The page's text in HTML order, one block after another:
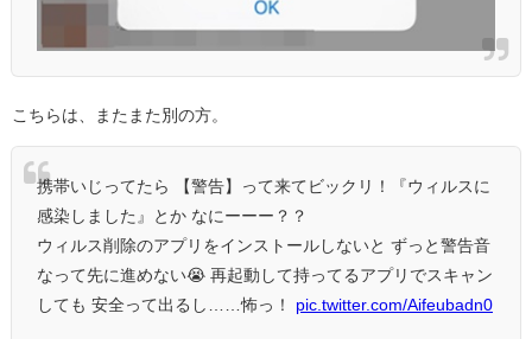
こちらは、またまた別の方。
携帯いじってたら 【警告】って来てビックリ！『ウィルスに
感染しました』とか なにーーー？？
ウィルス削除のアプリをインストールしないと ずっと警告音
なって先に進めない😭 再起動して持ってるアプリでスキャン
しても 安全って出るし……怖っ！ pic.twitter.com/Aifeubadn0